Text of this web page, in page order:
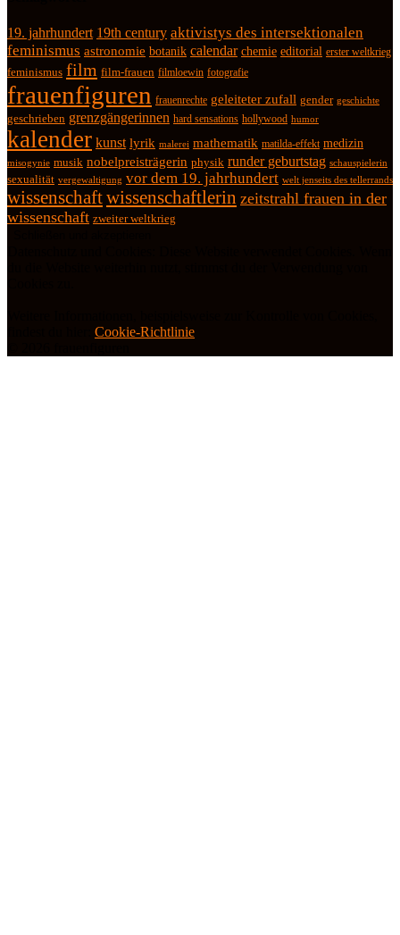
19. jahrhundert 19th century aktivistys des intersektionalen
feminismus astronomie botanik calendar chemie editorial erster weltkrieg
feminismus film film-frauen filmloewin fotografie
frauenfiguren frauenrechte geleiteter zufall gender geschichte
geschrieben grenzgängerinnen hard sensations hollywood humor
kalender kunst lyrik malerei mathematik matilda-effekt medizin
misogynie musik nobelpreisträgerin physik runder geburtstag schauspielerin
sexualität vergewaltigung vor dem 19. jahrhundert welt jenseits des tellerrands
wissenschaftwissenschaftlerin zeitstrahl frauen in der
wissenschaft zweiter weltkrieg
Cookie-Richtlinie